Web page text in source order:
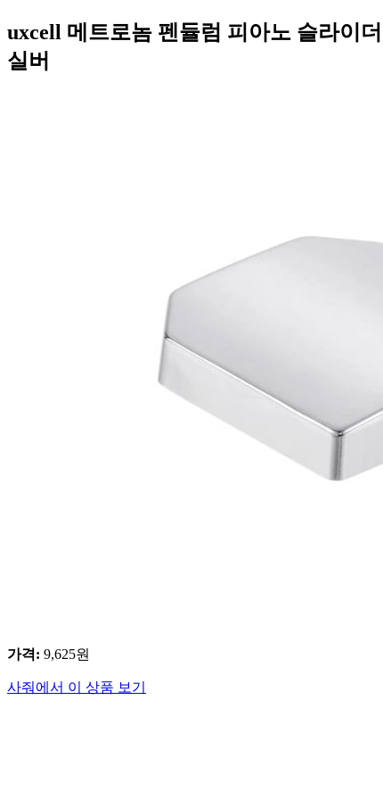
uxcell 메트로놈 펜듈럼 피아노 슬라이
실버
가격: 9,625원
사줘에서 이 상품 보기